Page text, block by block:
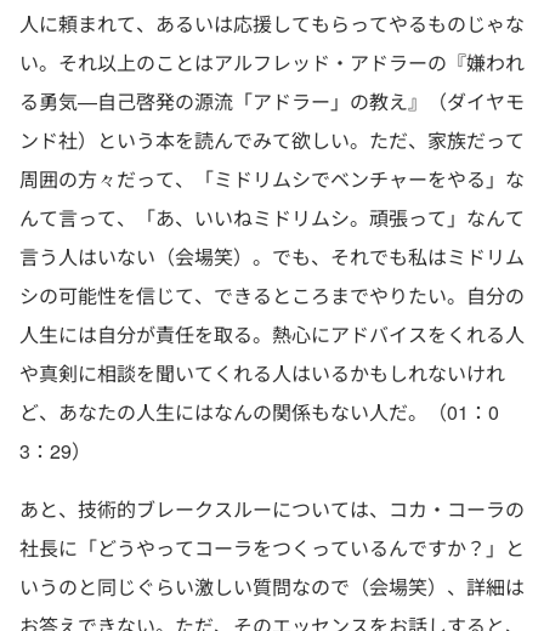
人に頼まれて、あるいは応援してもらってやるものじゃな
い。それ以上のことはアルフレッド・アドラーの『嫌われ
る勇気—自己啓発の源流「アドラー」の教え』（ダイヤモ
ンド社）という本を読んでみて欲しい。ただ、家族だって
周囲の方々だって、「ミドリムシでベンチャーをやる」な
んて言って、「あ、いいねミドリムシ。頑張って」なんて
言う人はいない（会場笑）。でも、それでも私はミドリム
シの可能性を信じて、できるところまでやりたい。自分の
人生には自分が責任を取る。熱心にアドバイスをくれる人
や真剣に相談を聞いてくれる人はいるかもしれないけれ
ど、あなたの人生にはなんの関係もない人だ。（01：0
3：29）
あと、技術的ブレークスルーについては、コカ・コーラの
社長に「どうやってコーラをつくっているんですか？」と
いうのと同じぐらい激しい質問なので（会場笑）、詳細は
お答えできない。ただ、そのエッセンスをお話しすると、